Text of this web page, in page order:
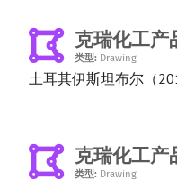
克瑞化工产
类型: Drawing
土耳其伊斯坦布尔（
克瑞化工产
类型: Drawing